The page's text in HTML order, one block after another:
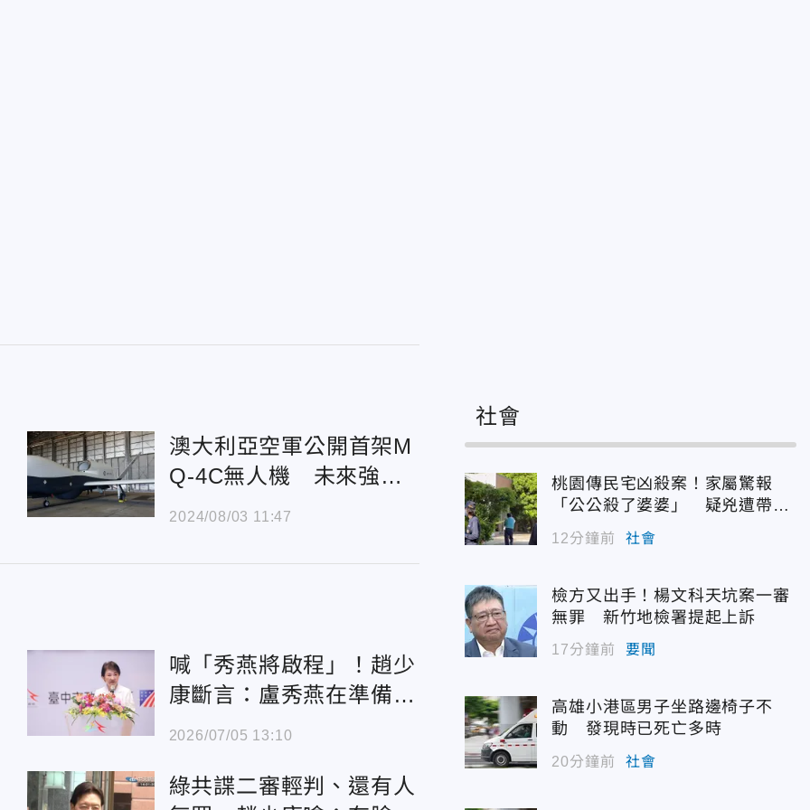
澳大利亞空軍公開首架M
Q-4C無人機 未來強化
海上情監偵能力
2024/08/03 11:47
喊「秀燕將啟程」！趙少
康斷言：盧秀燕在準備20
28
2026/07/05 13:10
綠共諜二審輕判、還有人
社會
桃園傳民宅凶殺案！家屬驚報
「公公殺了婆婆」 疑兇遭帶回
偵訊
12分鐘前 社會
檢方又出手！楊文科天坑案一審
無罪 新竹地檢署提起上訴
17分鐘前 要聞
高雄小港區男子坐路邊椅子不
動 發現時已死亡多時
20分鐘前 社會